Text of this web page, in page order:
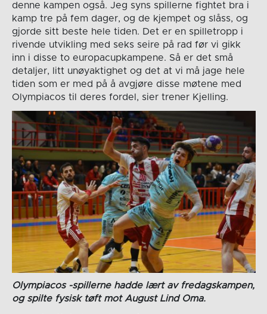
denne kampen også. Jeg syns spillerne fightet bra i
kamp tre på fem dager, og de kjempet og slåss, og
gjorde sitt beste hele tiden. Det er en spilletropp i
rivende utvikling med seks seire på rad før vi gikk
inn i disse to europacupkampene. Så er det små
detaljer, litt unøyaktighet og det at vi må jage hele
tiden som er med på å avgjøre disse møtene med
Olympiacos til deres fordel, sier trener Kjelling.
Olympiacos -spillerne hadde lært av fredagskampen,
og spilte fysisk tøft mot August Lind Oma.